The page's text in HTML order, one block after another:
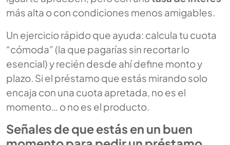
más alta o con condiciones menos amigables.
Un ejercicio rápido que ayuda: calcula tu cuota
“cómoda” (la que pagarías sin recortar lo
esencial) y recién desde ahí define monto y
plazo. Si el préstamo que estás mirando solo
encaja con una cuota apretada, no es el
momento… o no es el producto.
Señales de que estás en un buen